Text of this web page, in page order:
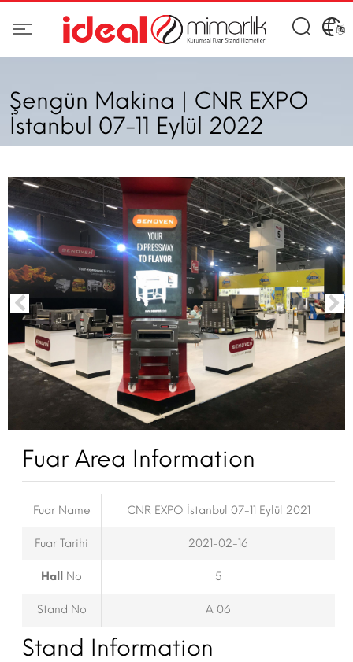
Şengün Makina | CNR EXPO
İstanbul 07-11 Eylül 2022
Fuar Area Information
Fuar Name CNR EXPO İstanbul 07-11 Eylül 2021
Fuar Tarihi 2021-02-16
Hall No 5
Stand No A 06
Stand Information